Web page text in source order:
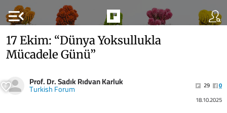
menu_open
17 Ekim: “Dünya Yoksullukla
Mücadele Günü”
Prof. Dr. Sadık Rıdvan Karluk
Turkish Forum 29
0
18.10.2025